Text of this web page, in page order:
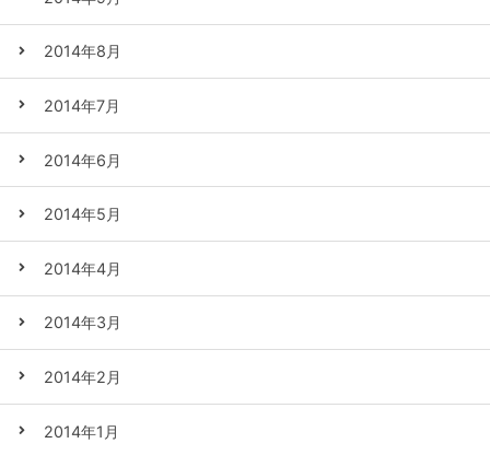
2014年8月
2014年7月
2014年6月
2014年5月
2014年4月
2014年3月
2014年2月
2014年1月